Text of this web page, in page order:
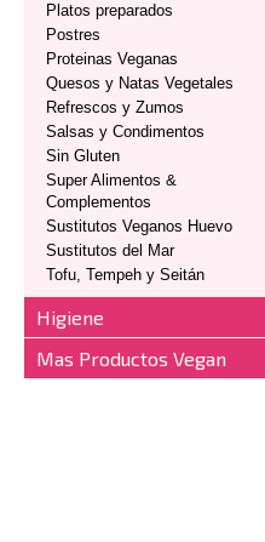
Platos preparados
Postres
Proteinas Veganas
Quesos y Natas Vegetales
Refrescos y Zumos
Salsas y Condimentos
Sin Gluten
Super Alimentos &
Complementos
Sustitutos Veganos Huevo
Sustitutos del Mar
Tofu, Tempeh y Seitán
Higiene
Mas Productos Vegan